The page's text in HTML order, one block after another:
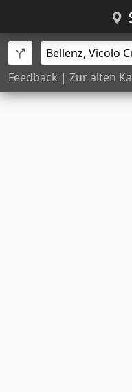
Feedback | Zur alten